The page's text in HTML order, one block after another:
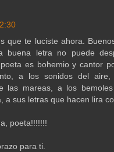
que te luciste ahora.
buena letra no puede
es bohemio y cantor
a los sonidos del aire,
las mareas, a los
a sus letras que hacen lira
poeta!!!!!!!
para ti.